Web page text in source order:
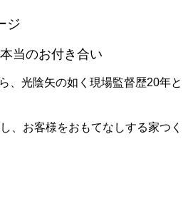
ジ
当のお付き合い
、光陰矢の如く現場監督歴20年と
、お客様をおもてなしする家つく